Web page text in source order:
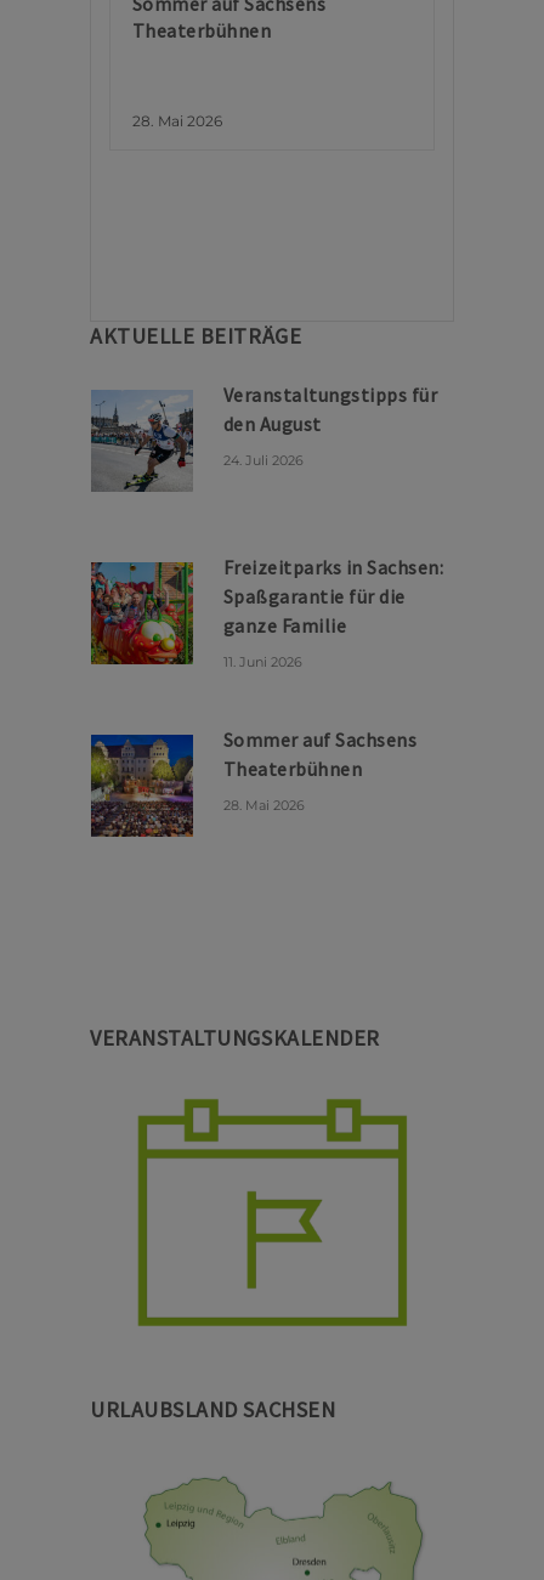
Theaterbühnen
28. Mai 2026
AKTUELLE BEITRÄGE
Veranstaltungstipps für
den August
24. Juli 2026
Freizeitparks in Sachsen:
Spaßgarantie für die
ganze Familie
11. Juni 2026
Sommer auf Sachsens
Theaterbühnen
28. Mai 2026
VERANSTALTUNGSKALENDER
URLAUBSLAND SACHSEN